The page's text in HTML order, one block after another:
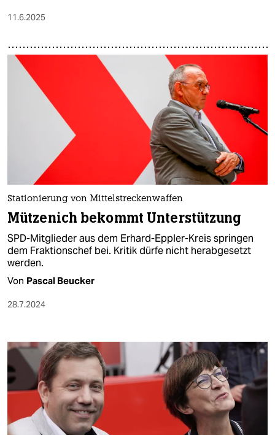
11.6.2025
Stationierung von Mittelstreckenwaffen
Mützenich bekommt Unterstützung
SPD-Mitglieder aus dem Erhard-Eppler-Kreis springen
dem Fraktionschef bei. Kritik dürfe nicht herabgesetzt
werden.
Von Pascal Beucker
28.7.2024